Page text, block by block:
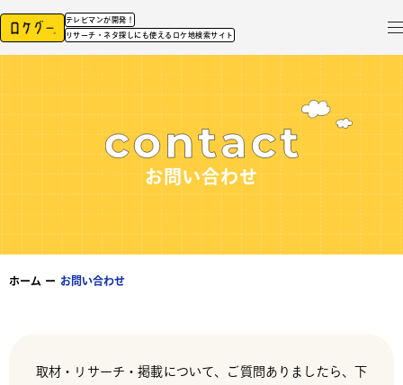
テレビマンが開発！
リサーチ・ネタ探しにも使えるロケ地検索サイト
お問い合わせ
ホーム ー お問い合わせ
取材・リサーチ・掲載について、ご質問ありましたら、下